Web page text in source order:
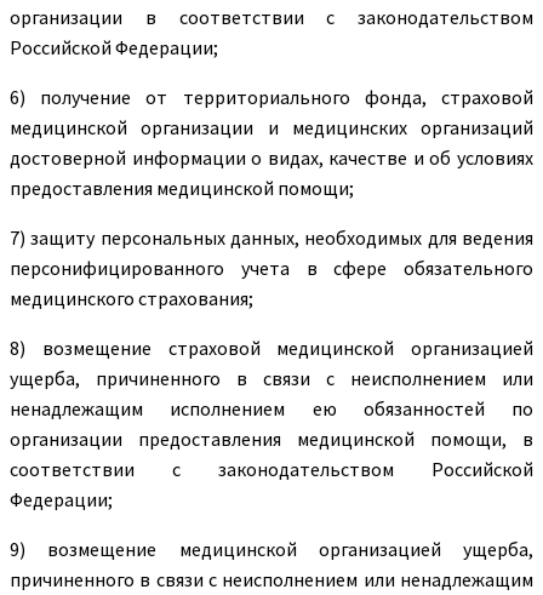
организации в соответствии с законодательством
Российской Федерации;
6) получение от территориального фонда, страховой
медицинской организации и медицинских организаций
достоверной информации о видах, качестве и об условиях
предоставления медицинской помощи;
7) защиту персональных данных, необходимых для ведения
персонифицированного учета в сфере обязательного
медицинского страхования;
8) возмещение страховой медицинской организацией
ущерба, причиненного в связи с неисполнением или
ненадлежащим исполнением ею обязанностей по
организации предоставления медицинской помощи, в
соответствии с законодательством Российской
Федерации;
9) возмещение медицинской организацией ущерба,
причиненного в связи с неисполнением или ненадлежащим